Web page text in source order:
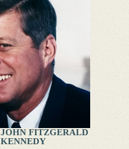
JOHN FITZGERALD
KENNEDY